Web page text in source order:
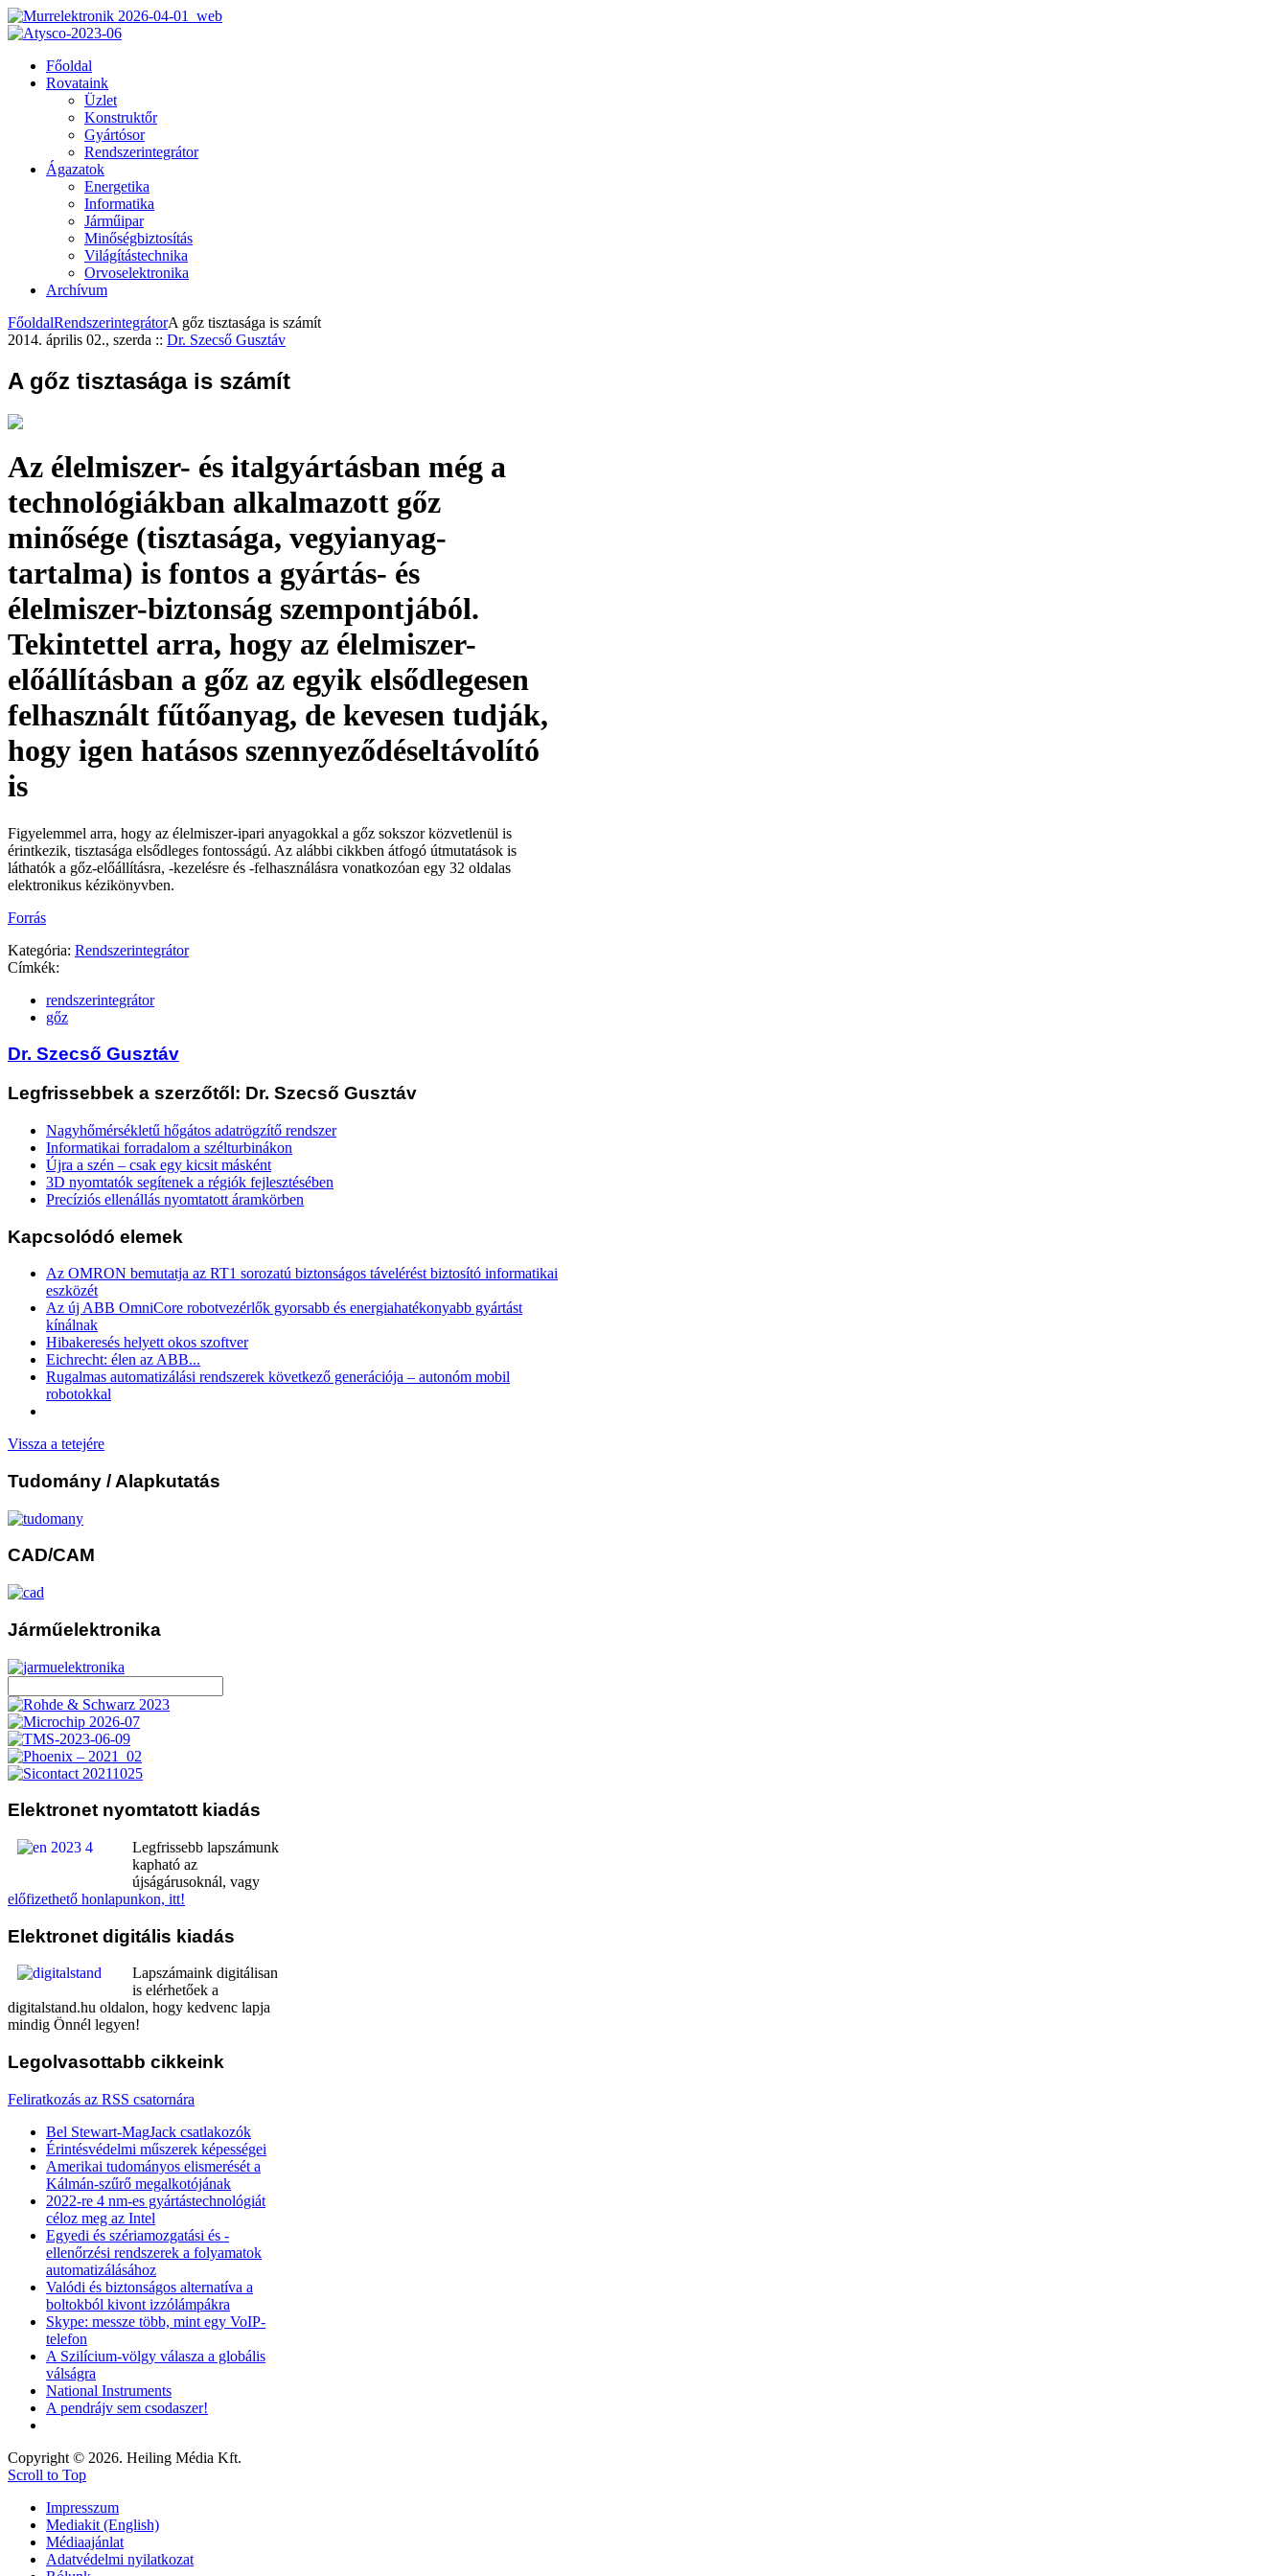
Főoldal
Rovataink
Üzlet
Konstruktőr
Gyártósor
Rendszerintegrátor
Ágazatok
Energetika
Informatika
Járműipar
Minőségbiztosítás
Világítástechnika
Orvoselektronika
Archívum
FőoldalRendszerintegrátorA gőz tisztasága is számít
2014. április 02., szerda :: Dr. Szecső Gusztáv
A gőz tisztasága is számít
Az élelmiszer- és italgyártásban még a
technológiákban alkalmazott gőz
minősége (tisztasága, vegyianyag-
tartalma) is fontos a gyártás- és
élelmiszer-biztonság szempontjából.
Tekintettel arra, hogy az élelmiszer-
előállításban a gőz az egyik elsődlegesen
felhasznált fűtőanyag, de kevesen tudják,
hogy igen hatásos szennyeződéseltávolító
is
Figyelemmel arra, hogy az élelmiszer-ipari anyagokkal a gőz sokszor közvetlenül is
érintkezik, tisztasága elsődleges fontosságú. Az alábbi cikkben átfogó útmutatások is
láthatók a gőz-előállításra, -kezelésre és -felhasználásra vonatkozóan egy 32 oldalas
elektronikus kézikönyvben.
Forrás
Kategória: Rendszerintegrátor
Címkék:
rendszerintegrátor
gőz
Dr. Szecső Gusztáv
Legfrissebbek a szerzőtől: Dr. Szecső Gusztáv
Nagyhőmérsékletű hőgátos adatrögzítő rendszer
Informatikai forradalom a szélturbinákon
Újra a szén – csak egy kicsit másként
3D nyomtatók segítenek a régiók fejlesztésében
Precíziós ellenállás nyomtatott áramkörben
Kapcsolódó elemek
Az OMRON bemutatja az RT1 sorozatú biztonságos távelérést biztosító informatikai
eszközét
Az új ABB OmniCore robotvezérlők gyorsabb és energiahatékonyabb gyártást
kínálnak
Hibakeresés helyett okos szoftver
Eichrecht: élen az ABB...
Rugalmas automatizálási rendszerek következő generációja – autonóm mobil
robotokkal
Vissza a tetejére
Tudomány / Alapkutatás
CAD/CAM
Járműelektronika
Elektronet nyomtatott kiadás
Legfrissebb lapszámunk
kapható az
újságárusoknál, vagy
előfizethető honlapunkon, itt!
Elektronet digitális kiadás
Lapszámaink digitálisan
is elérhetőek a
digitalstand.hu oldalon, hogy kedvenc lapja
mindig Önnél legyen!
Legolvasottabb cikkeink
Feliratkozás az RSS csatornára
Bel Stewart-MagJack csatlakozók
Érintésvédelmi műszerek képességei
Amerikai tudományos elismerését a
Kálmán-szűrő megalkotójának
2022-re 4 nm-es gyártástechnológiát
céloz meg az Intel
Egyedi és szériamozgatási és -
ellenőrzési rendszerek a folyamatok
automatizálásához
Valódi és biztonságos alternatíva a
boltokból kivont izzólámpákra
Skype: messze több, mint egy VoIP-
telefon
A Szilícium-völgy válasza a globális
válságra
National Instruments
A pendrájv sem csodaszer!
Copyright © 2026. Heiling Média Kft.
Scroll to Top
Impresszum
Mediakit (English)
Médiaajánlat
Adatvédelmi nyilatkozat